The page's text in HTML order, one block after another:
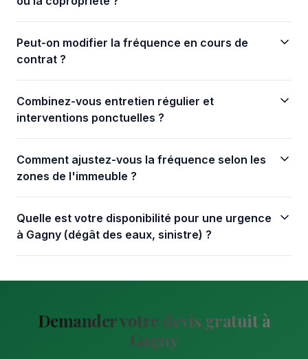
Peut-on modifier la fréquence en cours de
contrat ?
Combinez-vous entretien régulier et
interventions ponctuelles ?
Comment ajustez-vous la fréquence selon les
zones de l'immeuble ?
Quelle est votre disponibilité pour une urgence
à Gagny (dégât des eaux, sinistre) ?
Demander votre devis gratuit à
Gagny